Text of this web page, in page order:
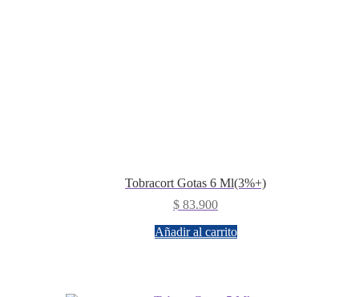
Tobracort Gotas 6 Ml(3%+)
$ 83.900
Añadir al carrito